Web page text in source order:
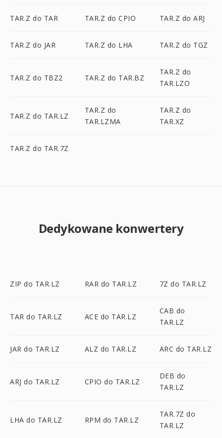
TAR.Z do TAR TAR.Z do CPIO TAR.Z do ARJ
TAR.Z do JAR TAR.Z do LHA TAR.Z do TGZ
TAR.Z do TBZ2 TAR.Z do TAR.BZ
TAR.Z do
TAR.LZO
TAR.Z do TAR.LZ
TAR.Z do
TAR.LZMA
TAR.Z do
TAR.XZ
TAR.Z do TAR.7Z
Dedykowane konwertery
ZIP do TAR.LZ RAR do TAR.LZ 7Z do TAR.LZ
TAR do TAR.LZ ACE do TAR.LZ
CAB do
TAR.LZ
JAR do TAR.LZ ALZ do TAR.LZ ARC do TAR.LZ
ARJ do TAR.LZ CPIO do TAR.LZ
DEB do
TAR.LZ
LHA do TAR.LZ RPM do TAR.LZ
TAR.7Z do
TAR.LZ